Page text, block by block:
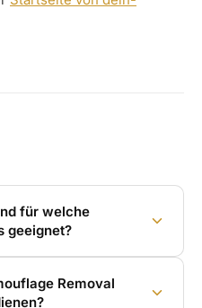
für welche
geeignet?
Removal